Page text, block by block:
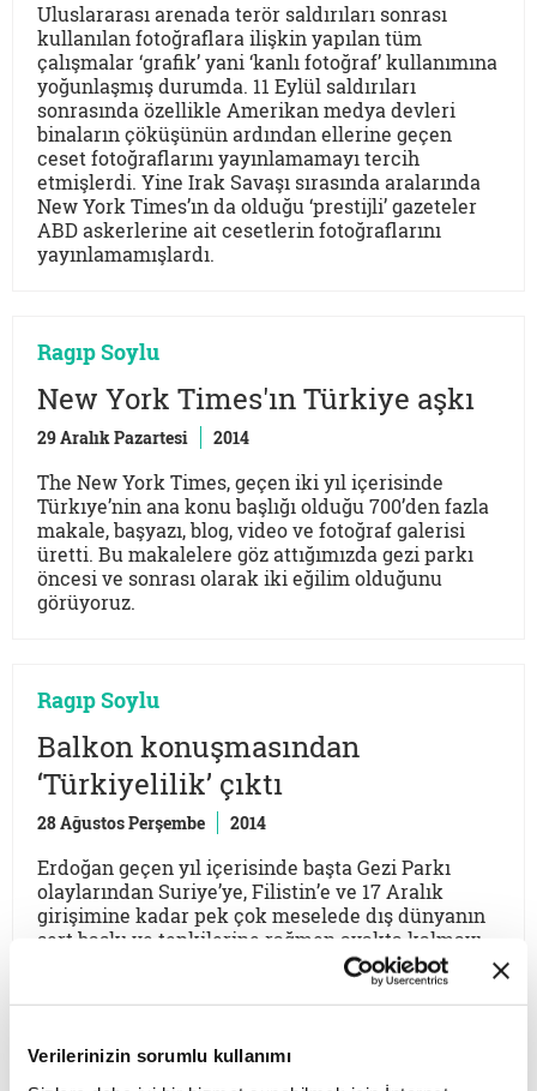
Verilerinizin sorumlu kullanımı
Uluslararası arenada terör saldırıları sonrası
kullanılan fotoğraflara ilişkin yapılan tüm
çalışmalar ‘grafik’ yani ‘kanlı fotoğraf’ kullanımına
yoğunlaşmış durumda. 11 Eylül saldırıları
sonrasında özellikle Amerikan medya devleri
binaların çöküşünün ardından ellerine geçen
ceset fotoğraflarını yayınlamamayı tercih
etmişlerdi. Yine Irak Savaşı sırasında aralarında
New York Times’ın da olduğu ‘prestijli’ gazeteler
ABD askerlerine ait cesetlerin fotoğraflarını
yayınlamamışlardı.
Ragıp Soylu
New York Times'ın Türkiye aşkı
29 Aralık Pazartesi 2014
The New York Times, geçen iki yıl içerisinde
Türkıye’nin ana konu başlığı olduğu 700’den fazla
makale, başyazı, blog, video ve fotoğraf galerisi
üretti. Bu makalelere göz attığımızda gezi parkı
öncesi ve sonrası olarak iki eğilim olduğunu
görüyoruz.
Ragıp Soylu
Balkon konuşmasından
‘Türkiyelilik’ çıktı
28 Ağustos Perşembe 2014
Erdoğan geçen yıl içerisinde başta Gezi Parkı
olaylarından Suriye’ye, Filistin’e ve 17 Aralık
girişimine kadar pek çok meselede dış dünyanın
sert baskı ve tepkilerine rağmen ayakta kalmayı
YENİ YAZILAR